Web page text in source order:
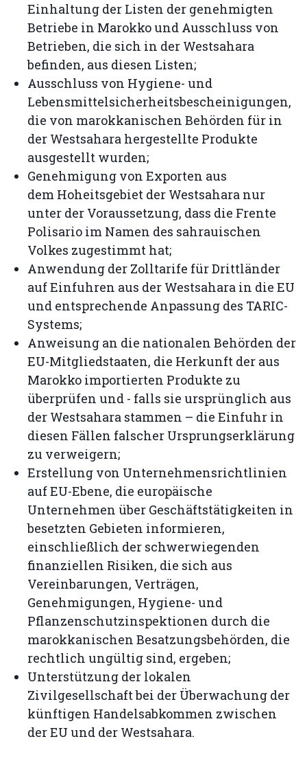
Einhaltung der Listen der genehmigten
Betriebe in Marokko und Ausschluss von
Betrieben, die sich in der Westsahara
befinden, aus diesen Listen;
Ausschluss von Hygiene- und
Lebensmittelsicherheitsbescheinigungen,
die von marokkanischen Behörden für in
der Westsahara hergestellte Produkte
ausgestellt wurden;
Genehmigung von Exporten aus
dem Hoheitsgebiet der Westsahara nur
unter der Voraussetzung, dass die Frente
Polisario im Namen des sahrauischen
Volkes zugestimmt hat;
Anwendung der Zolltarife für Drittländer
auf Einfuhren aus der Westsahara in die EU
und entsprechende Anpassung des TARIC-
Systems;
Anweisung an die nationalen Behörden der
EU-Mitgliedstaaten, die Herkunft der aus
Marokko importierten Produkte zu
überprüfen und - falls sie ursprünglich aus
der Westsahara stammen – die Einfuhr in
diesen Fällen falscher Ursprungserklärung
zu verweigern;
Erstellung von Unternehmensrichtlinien
auf EU-Ebene, die europäische
Unternehmen über Geschäftstätigkeiten in
besetzten Gebieten informieren,
einschließlich der schwerwiegenden
finanziellen Risiken, die sich aus
Vereinbarungen, Verträgen,
Genehmigungen, Hygiene- und
Pflanzenschutzinspektionen durch die
marokkanischen Besatzungsbehörden, die
rechtlich ungültig sind, ergeben;
Unterstützung der lokalen
Zivilgesellschaft bei der Überwachung der
künftigen Handelsabkommen zwischen
der EU und der Westsahara.